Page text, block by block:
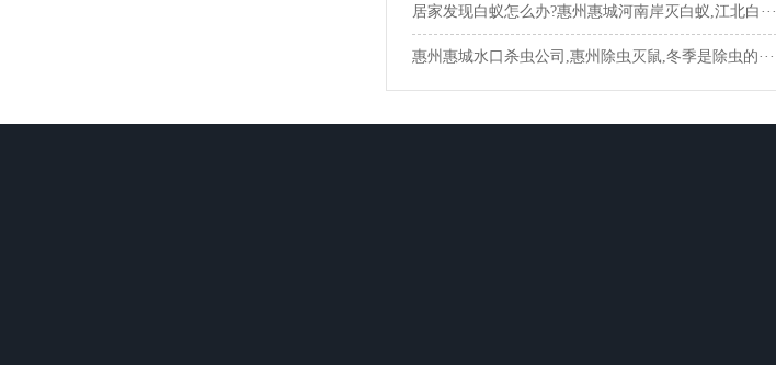
居家发现白蚁怎么办?惠州惠城河南岸灭白蚁,江北白···
惠州惠城水口杀虫公司,惠州除虫灭鼠,冬季是除虫的···